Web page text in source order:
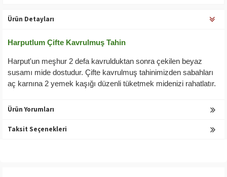
Ürün Detayları
Harputlum Çifte Kavrulmuş Tahin
Harput'un meşhur 2 defa kavrulduktan sonra çekilen beyaz
susamı mide dostudur. Çifte kavrulmuş tahinimizden sabahları
aç karnına 2 yemek kaşığı düzenli tüketmek midenizi rahatlatır.
Ürün Yorumları
Taksit Seçenekleri